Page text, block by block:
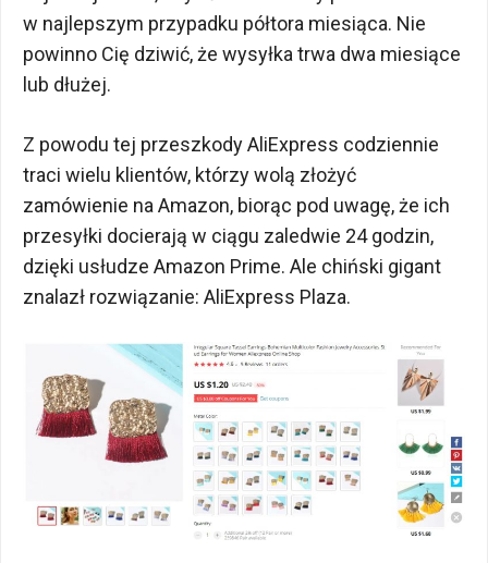
w najlepszym przypadku półtora miesiąca. Nie
powinno Cię dziwić, że wysyłka trwa dwa miesiące
lub dłużej.
Z powodu tej przeszkody AliExpress codziennie
traci wielu klientów, którzy wolą złożyć
zamówienie na Amazon, biorąc pod uwagę, że ich
przesyłki docierają w ciągu zaledwie 24 godzin,
dzięki usłudze Amazon Prime. Ale chiński gigant
znalazł rozwiązanie: AliExpress Plaza.